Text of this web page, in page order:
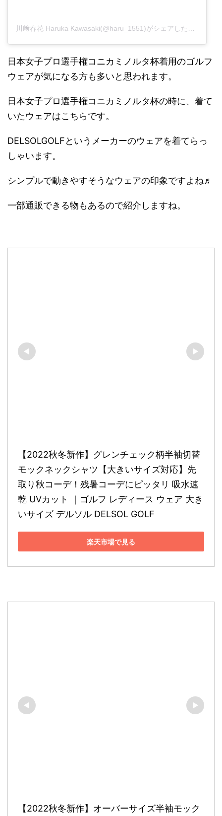
川﨑春花 Haruka Kawasaki(@haru_1551)がシェアした投稿
日本女子プロ選手権コニカミノルタ杯着用のゴルフ
ウェアが気になる方も多いと思われます。
日本女子プロ選手権コニカミノルタ杯の時に、着て
いたウェアはこちらです。
DELSOLGOLFというメーカーのウェアを着てらっ
しゃいます。
シンプルで動きやすそうなウェアの印象ですよね♬
一部通販できる物もあるので紹介しますね。
【2022秋冬新作】グレンチェック柄半袖切替
モックネックシャツ【大きいサイズ対応】先
取り秋コーデ！残暑コーデにピッタリ 吸水速
乾 UVカット ｜ゴルフ レディース ウェア 大き
いサイズ デルソル DELSOL GOLF
楽天市場で見る
【2022秋冬新作】オーバーサイズ半袖モック